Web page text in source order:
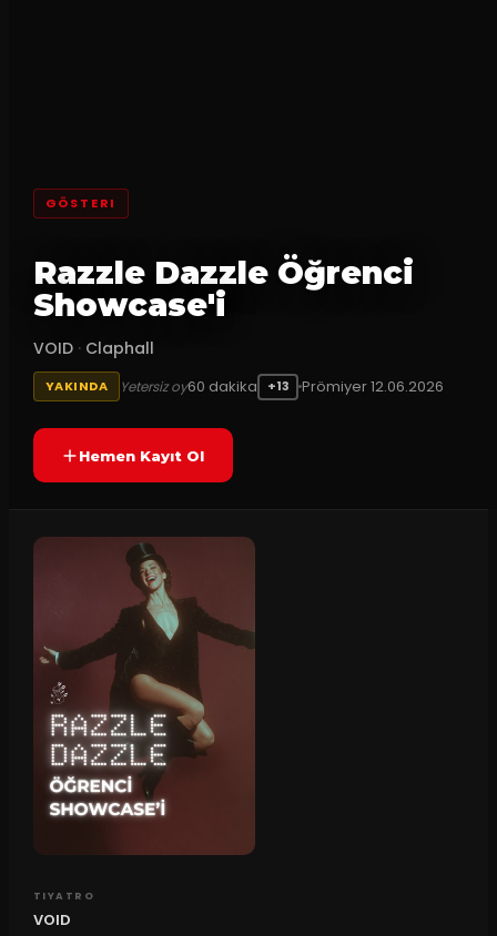
GÖSTERI
Razzle Dazzle Öğrenci
Showcase'i
VOID · Claphall
YAKINDA Yetersiz oy60 dakika +13 Prömiyer12.06.2026
Hemen Kayıt Ol
TIYATRO
VOID